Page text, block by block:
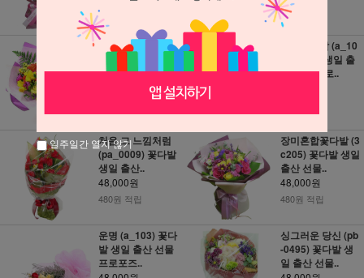
480원 적립 480원 적립
행복한 하루! (a_0
038) 꽃다발 생일
출산 선물..
카라꽃다발 (a_10
6) 꽃다발 생일 출
산 선물 프로..
처음 그 느낌처럼
(pa_0009) 꽃다발
생일 출산..
48,000원
480원 적립
장미혼합꽃다발 (3
c205) 꽃다발 생일
출산 선물..
48,000원
480원 적립
운명 (a_103) 꽃다
발 생일 출산 선물
프로포즈..
싱그러운 당신 (pb
-0495) 꽃다발 생
일 출산 선물..
일주일간 열지 않기